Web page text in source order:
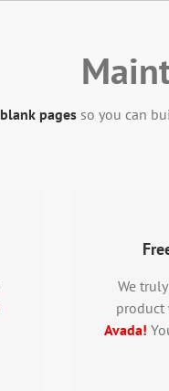
blank pages so you can
We
product
Avada!